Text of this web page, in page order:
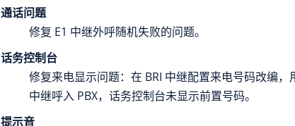
通话问题
修复 E1 中继外呼随机失败的问题。
话务控制台
修复来电显示问题：在 BRI 中继配置来电号码改编，
中继呼入 PBX，话务控制台未显示前置号码。
提示音